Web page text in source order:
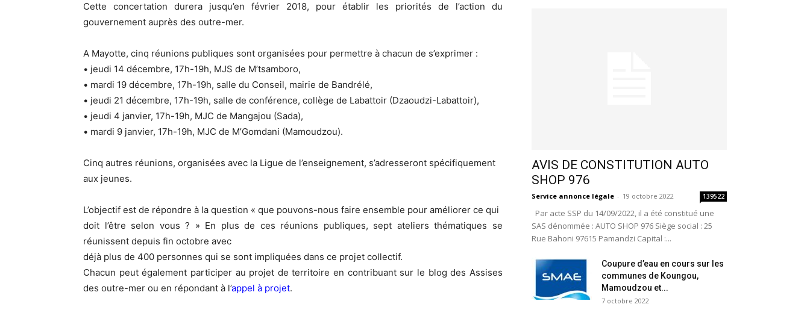
Cette concertation durera jusqu’en février 2018, pour établir les priorités de l’action du
gouvernement auprès des outre-mer.
A Mayotte, cinq réunions publiques sont organisées pour permettre à chacun de s’exprimer :
• jeudi 14 décembre, 17h-19h, MJS de M’tsamboro,
• mardi 19 décembre, 17h-19h, salle du Conseil, mairie de Bandrélé,
• jeudi 21 décembre, 17h-19h, salle de conférence, collège de Labattoir (Dzaoudzi-Labattoir),
• jeudi 4 janvier, 17h-19h, MJC de Mangajou (Sada),
• mardi 9 janvier, 17h-19h, MJC de M’Gomdani (Mamoudzou).
Cinq autres réunions, organisées avec la Ligue de l’enseignement, s’adresseront spécifiquement
aux jeunes.
L’objectif est de répondre à la question « que pouvons-nous faire ensemble pour améliorer ce qui
doit l’être selon vous ? » En plus de ces réunions publiques, sept ateliers thématiques se
réunissent depuis fin octobre avec
déjà plus de 400 personnes qui se sont impliquées dans ce projet collectif.
Chacun peut également participer au projet de territoire en contribuant sur le blog des Assises
des outre-mer ou en répondant à l’appel à projet.
AVIS DE CONSTITUTION AUTO
SHOP 976
Service annonce légale - 19 octobre 2022 139522
Par acte SSP du 14/09/2022, il a été constitué une
SAS dénommée : AUTO SHOP 976 Siège social : 25
Rue Bahoni 97615 Pamandzi Capital :...
Coupure d’eau en cours sur les
communes de Koungou,
Mamoudzou et...
7 octobre 2022